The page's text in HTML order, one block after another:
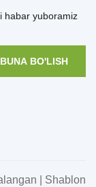
habar yuboramiz
BO'LISH
| Shablon